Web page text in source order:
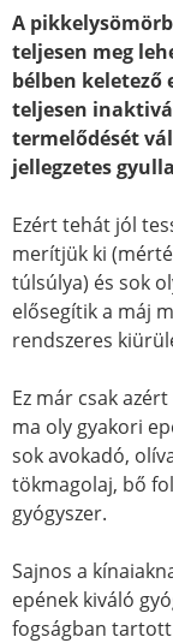
A
teljesen meg
bélben
teljesen
termelődését
jellegzetes
Ezért tehát jól
merítjük ki
túlsúlya) és sok
elősegítik a máj
rendszeres
Ez már csak
ma oly gyakori
sok avokadó,
tökmagolaj, bő
gyógyszer.
Sajnos a
epének kiváló
fogságban